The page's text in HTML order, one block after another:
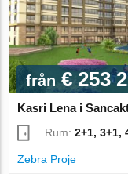
från € 253
Kasri Lena i
Rum:2+1, 3+1,
Zebra Proje